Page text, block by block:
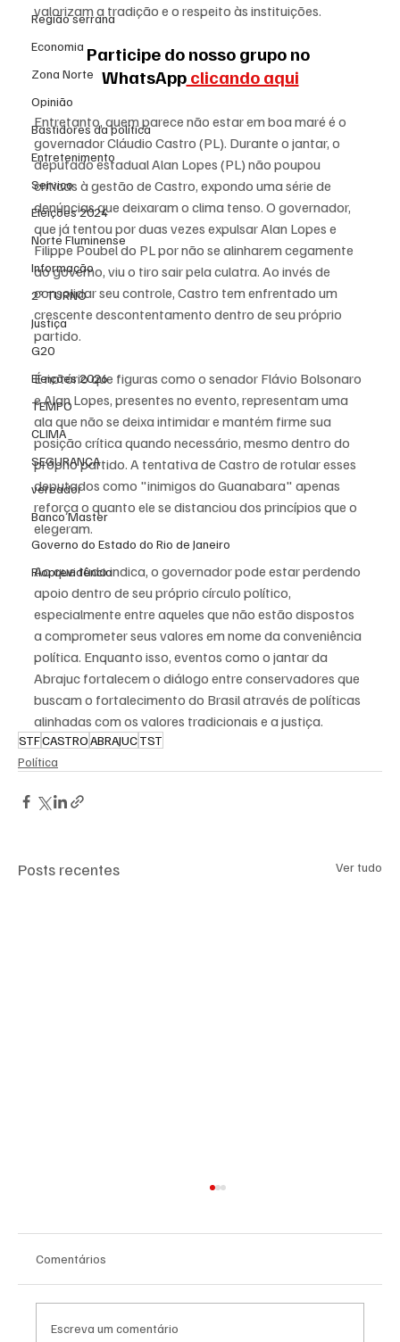
Região serrana
Economia
Zona Norte
Opinião
Bastidores da política
Entretenimento
Serviço
Eleições 2024
Norte Fluminense
Informação
2º TURNO
Justiça
G20
Eleições 2026
TEMPO
CLIMA
SEGURANÇA
vereador
Banco Master
Governo do Estado do Rio de Janeiro
Rioprevidência
valorizam a tradição e o respeito às instituições.
Participe do nosso grupo no
WhatsApp clicando aqui
Entretanto, quem parece não estar em boa maré é o
governador Cláudio Castro (PL). Durante o jantar, o
deputado estadual Alan Lopes (PL) não poupou
críticas à gestão de Castro, expondo uma série de
denúncias que deixaram o clima tenso. O governador,
que já tentou por duas vezes expulsar Alan Lopes e
Filippe Poubel do PL por não se alinharem cegamente
ao governo, viu o tiro sair pela culatra. Ao invés de
consolidar seu controle, Castro tem enfrentado um
crescente descontentamento dentro de seu próprio
partido.
É notório que figuras como o senador Flávio Bolsonaro
e Alan Lopes, presentes no evento, representam uma
ala que não se deixa intimidar e mantém firme sua
posição crítica quando necessário, mesmo dentro do
próprio partido. A tentativa de Castro de rotular esses
deputados como "inimigos do Guanabara" apenas
reforça o quanto ele se distanciou dos princípios que o
elegeram.
Ao que tudo indica, o governador pode estar perdendo
apoio dentro de seu próprio círculo político,
especialmente entre aqueles que não estão dispostos
a comprometer seus valores em nome da conveniência
política. Enquanto isso, eventos como o jantar da
Abrajuc fortalecem o diálogo entre conservadores que
buscam o fortalecimento do Brasil através de políticas
alinhadas com os valores tradicionais e a justiça.
STFCASTROABRAJUCTST
Política
Posts recentes Ver tudo
Comentários
Escreva um comentário